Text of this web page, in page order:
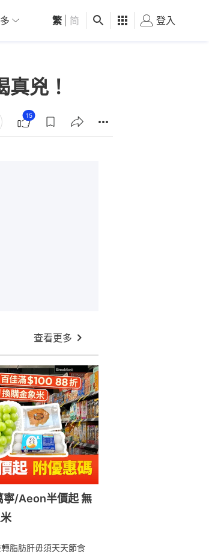
01深圳 觀點 健康 好食玩飛
繁 简 登入
兇！
15
查看更多
寧/Aeon半價起 無
轉脂肪肝毋須天天節食